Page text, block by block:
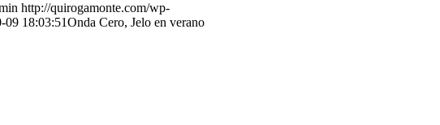
http://quirogamonte.com/wp-
09 18:03:51Onda Cero, Jelo en verano